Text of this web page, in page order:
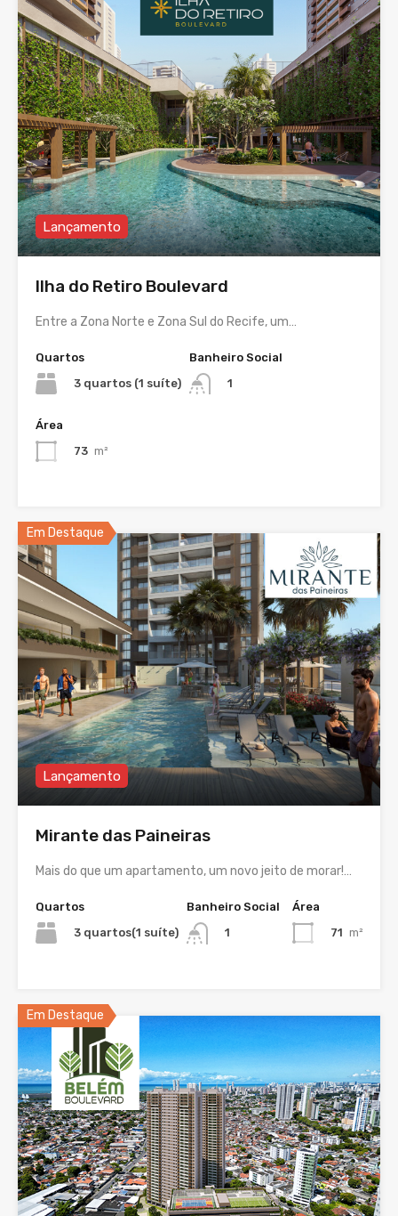
Lançamento
Ilha do Retiro Boulevard
Entre a Zona Norte e Zona Sul do Recife, um…
Quartos
3 quartos (1 suíte)
Banheiro Social
1
Área
73 m²
Em Destaque
Lançamento
Mirante das Paineiras
Mais do que um apartamento, um novo jeito de morar!…
Quartos
3 quartos(1 suíte)
Banheiro Social
1
Área
71 m²
Em Destaque